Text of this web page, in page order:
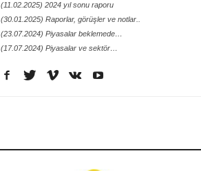
(11.02.2025) 2024 yıl sonu raporu
(30.01.2025) Raporlar, görüşler ve notlar..
(23.07.2024) Piyasalar beklemede…
(17.07.2024) Piyasalar ve sektör…